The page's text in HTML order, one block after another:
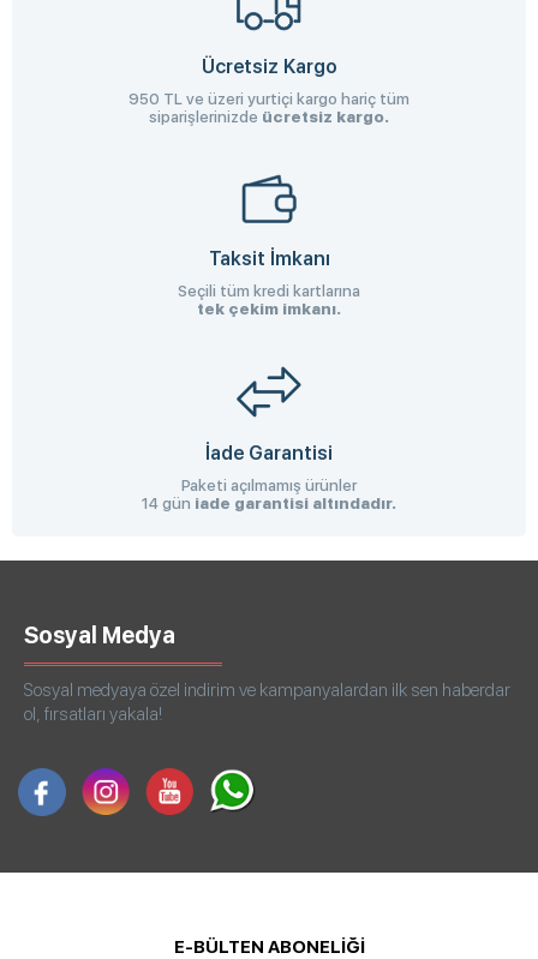
Ücretsiz Kargo
950 TL ve üzeri yurtiçi kargo hariç tüm
siparişlerinizde ücretsiz kargo.
Taksit İmkanı
Seçili tüm kredi kartlarına
tek çekim imkanı.
İade Garantisi
Paketi açılmamış ürünler
14 gün iade garantisi altındadır.
Sosyal Medya
Sosyal medyaya özel indirim ve kampanyalardan ilk sen haberdar
ol, fırsatları yakala!
E-BÜLTEN ABONELİĞİ